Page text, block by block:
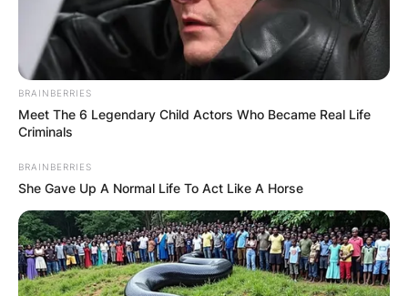
Свети Никола.
Ние го објавуваме отпочнувањето на
проектот за изградба и реставрација на
BRAINBERRIES
Meet The 6 Legendary Child Actors Who Became Real Life
Criminals
BRAINBERRIES
She Gave Up A Normal Life To Act Like A Horse